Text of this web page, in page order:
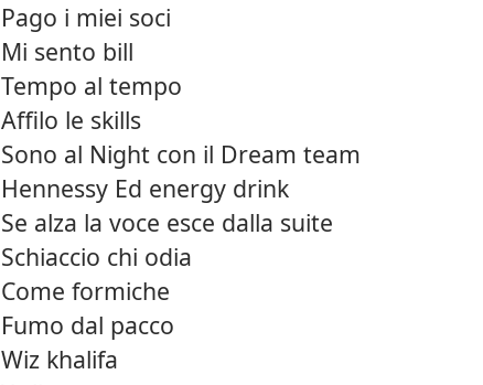
Pago i miei soci
Mi sento bill
Tempo al tempo
Affilo le skills
Sono al Night con il Dream team
Hennessy Ed energy drink
Se alza la voce esce dalla suite
Schiaccio chi odia
Come formiche
Fumo dal pacco
Wiz khalifa